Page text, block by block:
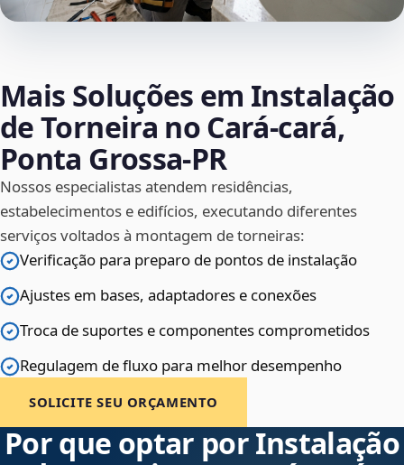
Mais Soluções em Instalação
de Torneira no Cará-cará,
Ponta Grossa‑PR
Nossos especialistas atendem residências,
estabelecimentos e edifícios, executando diferentes
serviços voltados à montagem de torneiras:
Verificação para preparo de pontos de instalação
Ajustes em bases, adaptadores e conexões
Troca de suportes e componentes comprometidos
Regulagem de fluxo para melhor desempenho
SOLICITE SEU ORÇAMENTO
Por que optar por Instalação